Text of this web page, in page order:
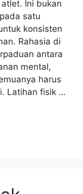
Ini bukan
satu
konsisten
Rahasia di
antara
mental,
harus
Latihan fisik …